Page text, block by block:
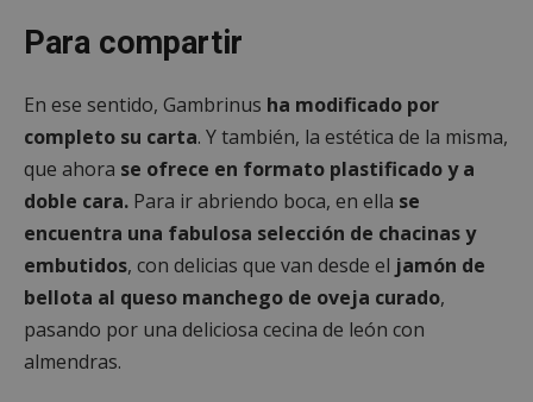
Para compartir
En ese sentido, Gambrinus ha modificado por
completo su carta. Y también, la estética de la misma,
que ahora se ofrece en formato plastificado y a
doble cara. Para ir abriendo boca, en ella se
encuentra una fabulosa selección de chacinas y
embutidos, con delicias que van desde el jamón de
bellota al queso manchego de oveja curado,
pasando por una deliciosa cecina de león con
almendras.